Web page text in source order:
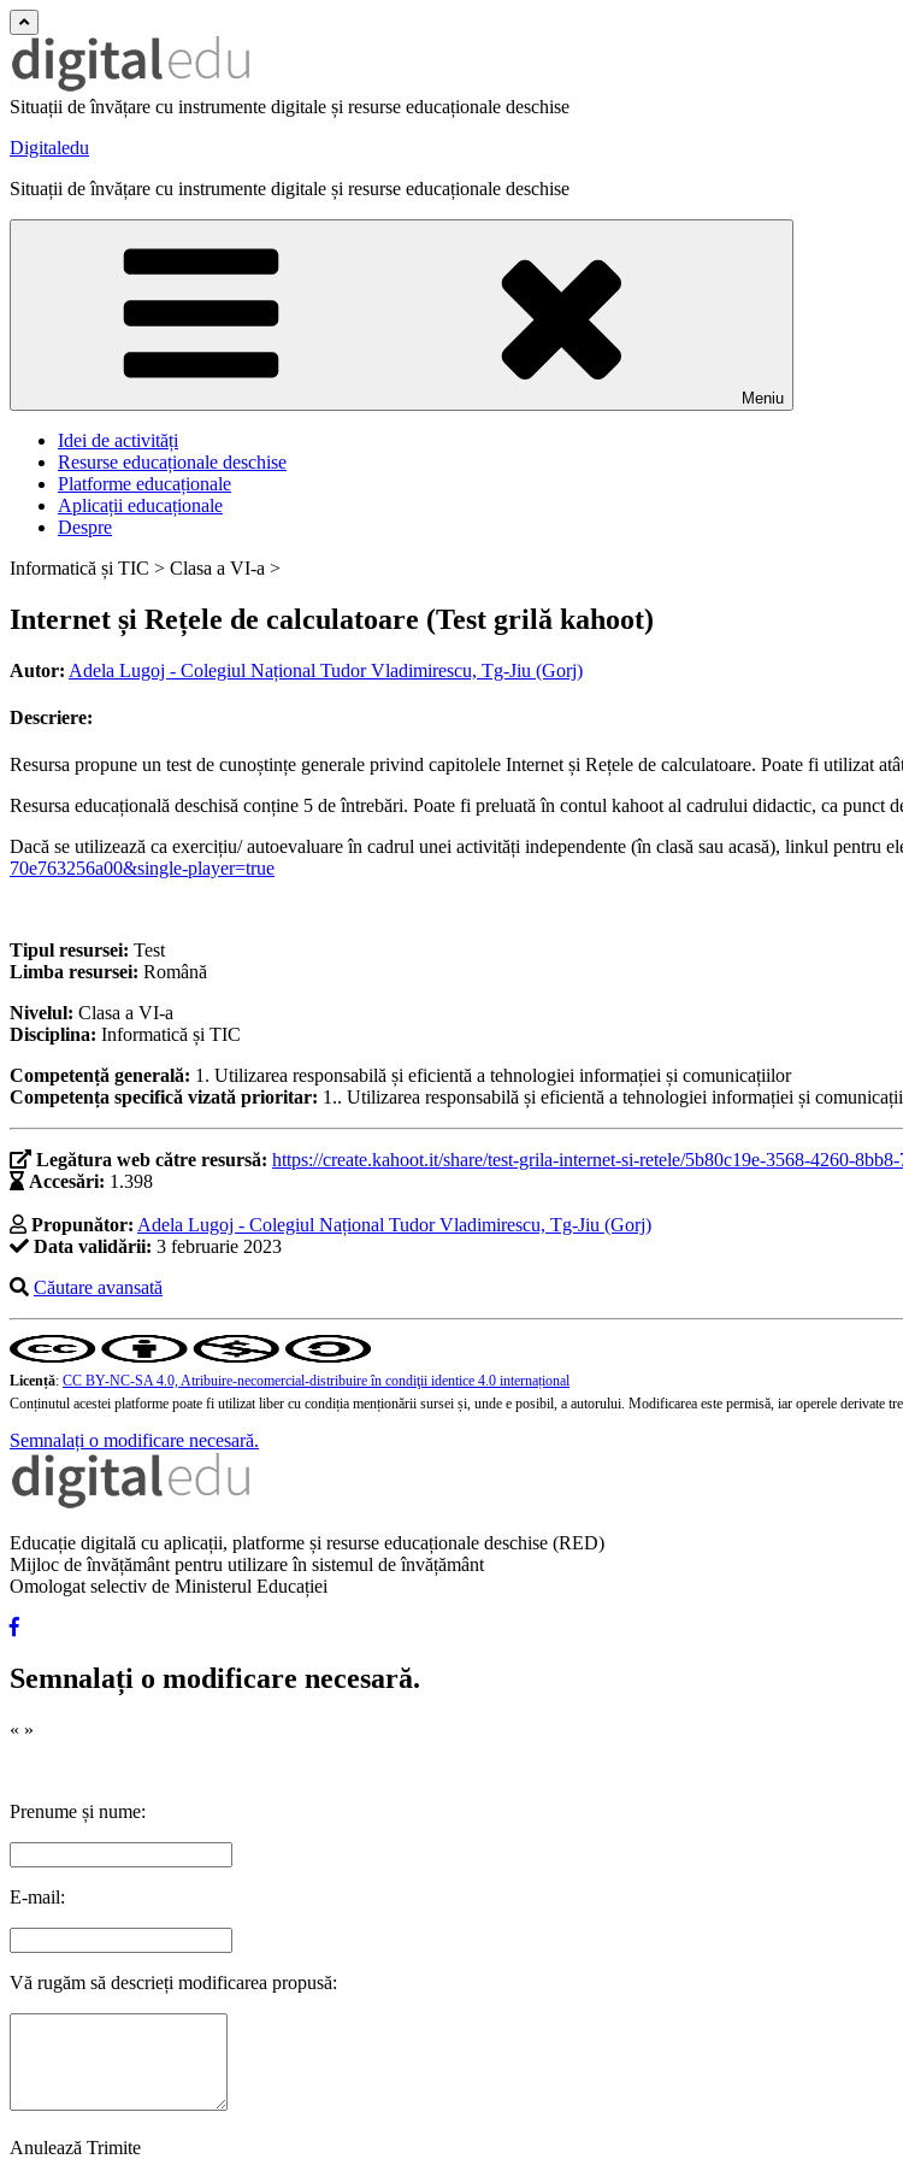
Situații de învățare cu instrumente digitale și resurse educaționale deschise
Digitaledu
Situații de învățare cu instrumente digitale și resurse educaționale deschise
Meniu
Idei de activități
Resurse educaționale deschise
Platforme educaționale
Aplicații educaționale
Despre
Informatică și TIC > Clasa a VI-a >
Internet și Rețele de calculatoare (Test grilă kahoot)
Autor: Adela Lugoj - Colegiul Național Tudor Vladimirescu, Tg-Jiu (Gorj)
Descriere:
Resursa propune un test de cunoștințe generale privind capitolele Internet și Rețele de calculatoare. Poate fi utilizat
Resursa educațională deschisă conține 5 de întrebări. Poate fi preluată în contul kahoot al cadrului didactic, ca punct
Dacă se utilizează ca exercițiu/ autoevaluare în cadrul unei activități independente (în clasă sau acasă), linkul pentru
70e763256a00&single-player=true
Tipul resursei: Test
Limba resursei: Română
Nivelul: Clasa a VI-a
Disciplina: Informatică și TIC
Competență generală: 1. Utilizarea responsabilă și eficientă a tehnologiei informației și comunicațiilor
Competența specifică vizată prioritar: 1.. Utilizarea responsabilă și eficientă a tehnologiei informației și
Legătura web către resursă: https://create.kahoot.it/share/test-grila-internet-si-retele/5b80c19e-3568-4260-
Accesări: 1.398
Propunător: Adela Lugoj - Colegiul Național Tudor Vladimirescu, Tg-Jiu (Gorj)
Data validării: 3 februarie 2023
Căutare avansată
Licență: CC BY-NC-SA 4.0, Atribuire-necomercial-distribuire în condiţii identice 4.0 internațional
Conținutul acestei platforme poate fi utilizat liber cu condiția menționării sursei și, unde e posibil, a autorului. Modificarea este permisă, iar operele derivate
Semnalați o modificare necesară.
Educație digitală cu aplicații, platforme și resurse educaționale deschise (RED)
Mijloc de învățământ pentru utilizare în sistemul de învățământ
Omologat selectiv de Ministerul Educației
Semnalați o modificare necesară.
« »
Prenume și nume:
E-mail:
Vă rugăm să descrieți modificarea propusă:
Anulează Trimite